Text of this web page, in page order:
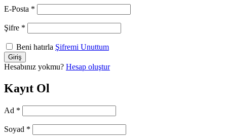
E-Posta *
Şifre *
Beni hatırla Şifremi Unuttum
Hesabınız yokmu? Hesap oluştur
Kayıt Ol
Ad *
Soyad *